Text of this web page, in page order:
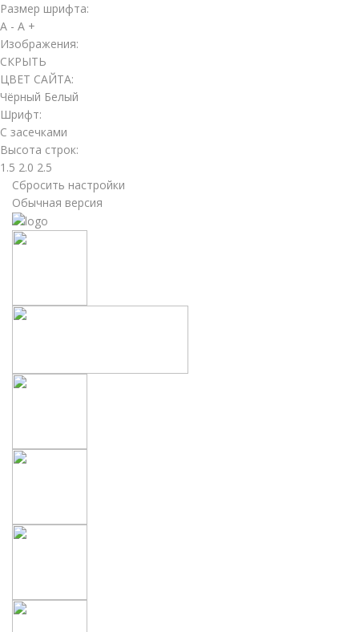
Размер шрифта:
A - A +
Изображения:
СКРЫТЬ
ЦВЕТ САЙТА:
Чёрный Белый
Шрифт:
С засечками
Высота строк:
1.5 2.0 2.5
Сбросить настройки
Обычная версия